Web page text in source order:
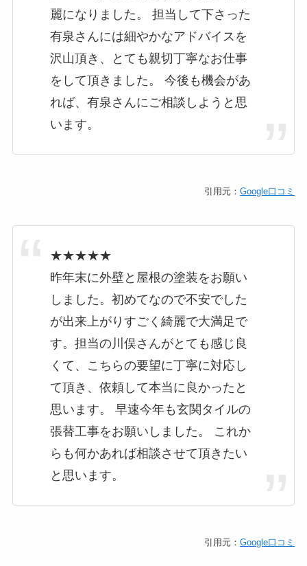
麗になりました。 担当して下さった
有泉さんには細やかなアドバイスを
沢山頂き、とても親切丁寧なお仕事
をして頂きました。 今後も機会があ
れば、有泉さんにご相談しようと思
います。
引用元：Google口コミ
★★★★★
昨年末に外壁と屋根の塗装をお願い
しました。初めてなので不安でした
が出来上がりすごく綺麗で大満足で
す。担当の川俣さんがとても感じ良
くて、こちらの要望に丁寧に対応し
て頂き、依頼して本当に良かったと
思います。 早速今年も玄関タイルの
張替工事をお願いしました。 これか
らも何かあれば相談させて頂きたい
と思います。
引用元：Google口コミ